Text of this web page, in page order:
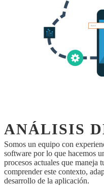
ANÁLISIS
Somos un equipo con
software por lo que hacemos
procesos actuales que maneja
comprender este contexto,
desarrollo de la aplicación.